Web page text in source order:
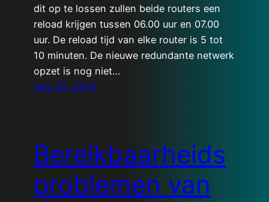
dit op te lossen zullen beide routers een
reload krijgen tussen 06.00 uur en 07.00
uur. De reload tijd van elke router is 5 tot
10 minuten. De nieuwe redundante netwerk
opzet is nog niet…
July 25, 2012
Bereikbaarheids
problemen van